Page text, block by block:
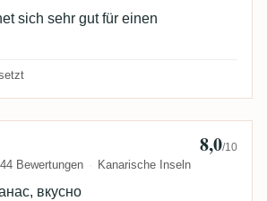
sich sehr gut für einen
StormAK
44 Bewertungen Kanarische Inseln
8,0/10
вкусно